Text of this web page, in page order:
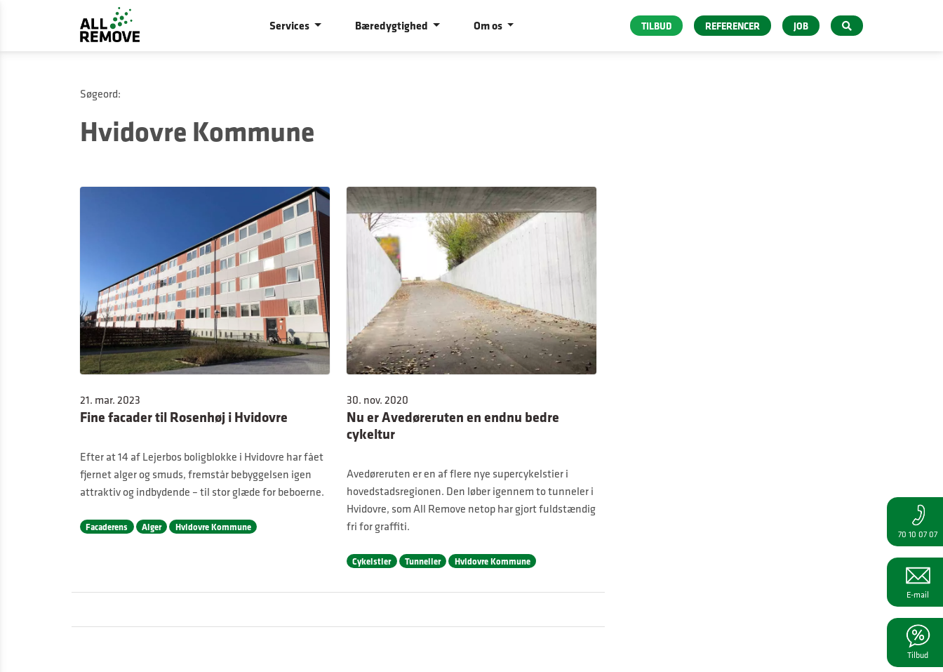
70 10 07 07
E-mail
Tilbud
Services Bæredygtighed Om os TILBUD REFERENCER JOB
Søgeord:
Hvidovre Kommune
21. mar. 2023
Fine facader til Rosenhøj i Hvidovre
Efter at 14 af Lejerbos boligblokke i Hvidovre har fået
fjernet alger og smuds, fremstår bebyggelsen igen
attraktiv og indbydende – til stor glæde for beboerne.
Facaderens Alger Hvidovre Kommune
30. nov. 2020
Nu er Avedøreruten en endnu bedre
cykeltur
Avedøreruten er en af flere nye supercykelstier i
hovedstadsregionen. Den løber igennem to tunneler i
Hvidovre, som All Remove netop har gjort fuldstændig
fri for graffiti.
Cykelstier Tunneller Hvidovre Kommune